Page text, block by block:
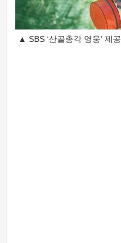
▲ SBS ‘산골총각 영웅’ 제공